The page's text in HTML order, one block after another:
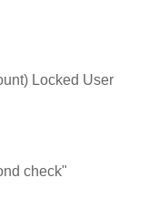
Locked User
check"